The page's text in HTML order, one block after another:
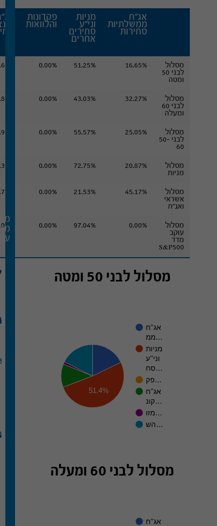
אג"ח
ממשלתיות
סחירות
מניות
וני"ע
סחירים
אחרים
פקדונות
והלוואות
מסלול
לבני 50
ומטה
16.65%
51.25%
0.00%
מסלול
לבני 60
ומעלה
32.27%
43.03%
0.00%
מסלול
לבני 50-
60
25.05%
55.57%
0.00%
מסלול
מניות
20.87%
72.75%
0.00%
מסלול
אשראי
ואג"ח
45.17%
21.53%
0.00%
מסלול
עוקב
מדד
S&P500
0.00%
97.04%
0.00%
מסלול לבני 50 ומטה
אג''ח
ממ…
מניות
וני''ע
סח…
פק…
אג''ח
קונ…
מזו…
הש…
51.4%
מסלול לבני 60 ומעלה
אג''ח